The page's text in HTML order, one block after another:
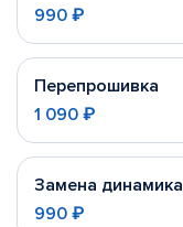
990 ₽
Перепрошивка
1 090 ₽
Замена динамика
990 ₽